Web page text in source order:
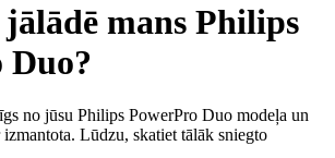
mans Philips
Duo?
no jūsu Philips PowerPro Duo modeļa un
Lūdzu, skatiet tālāk sniegto